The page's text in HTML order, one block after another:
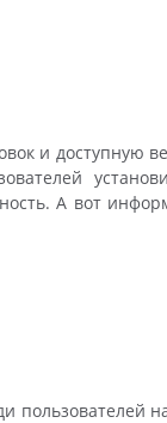
и доступную
А вот
пользователей